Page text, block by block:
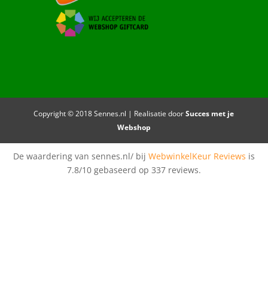
Copyright © 2018 Sennes.nl | Realisatie doorSucces met je
Webshop
De waardering van sennes.nl/ bij WebwinkelKeur Reviews is
7.8/10 gebaseerd op 337 reviews.